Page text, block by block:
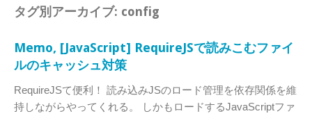
タグ別アーカイブ: config
Memo, [JavaScript] RequireJSで読みこむファイ
ルのキャッシュ対策
RequireJSて便利！ 読み込みJSのロード管理を依存関係を維
持しながらやってくれる。 しかもロードするJavaScriptファ